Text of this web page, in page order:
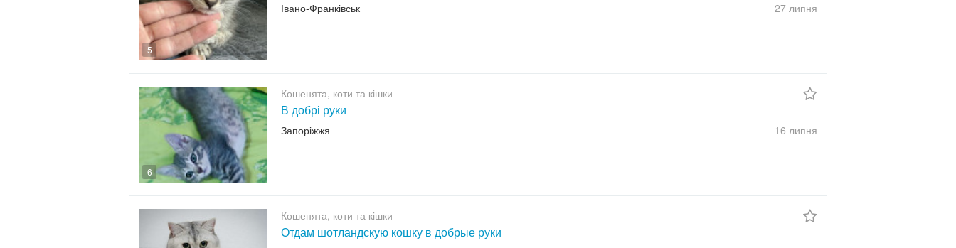
5
Івано-Франківськ 27 липня
6
Кошенята, коти та кішки
В добрі руки
Запоріжжя 16 липня
Кошенята, коти та кішки
Отдам шотландскую кошку в добрые руки